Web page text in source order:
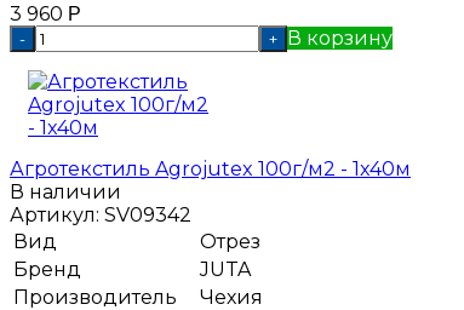
3 960 Р
- + В корзину
Агротекстиль Agrojutex 100г/м2 - 1x40м
В наличии
Артикул: SV09342
Вид
Отрез
Бренд
JUTA
Производитель
Чехия